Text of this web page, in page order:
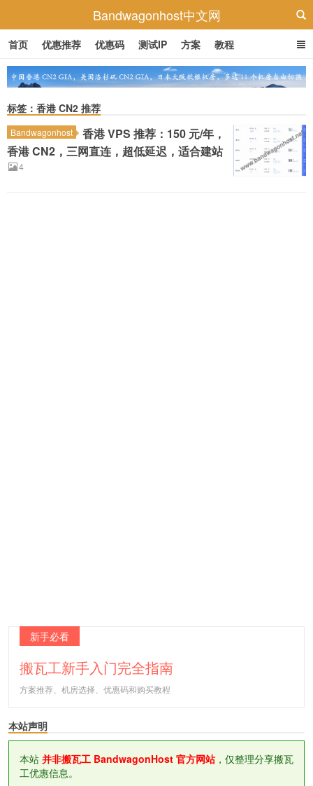
Bandwagonhost中文网
首页 优惠推荐 优惠码 测试IP 方案 教程
标签：香港 CN2 推荐
Bandwagonhost
香港 VPS 推荐：150 元/年，
香港 CN2，三网直连，超低延迟，适合建站
4
新手必看
搬瓦工新手入门完全指南
方案推荐、机房选择、优惠码和购买教程
本站声明
本站 并非搬瓦工 BandwagonHost 官方网站，仅整理分享搬瓦
工优惠信息。